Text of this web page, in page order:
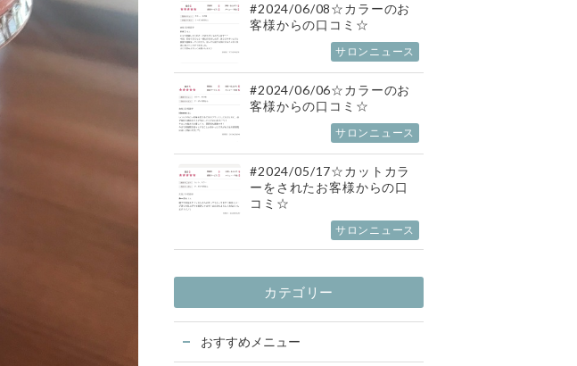
#2024/06/08☆カラーのお
客様からの口コミ☆
サロンニュース
#2024/06/06☆カラーのお
客様からの口コミ☆
サロンニュース
#2024/05/17☆カットカラ
ーをされたお客様からの口
コミ☆
サロンニュース
カテゴリー
おすすめメニュー